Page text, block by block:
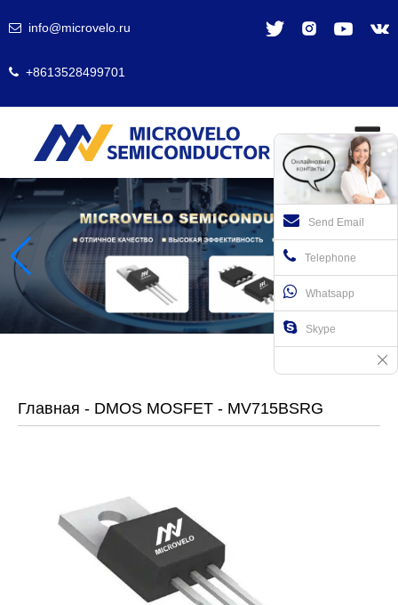
info@microvelo.ru
+8613528499701
Главная - DMOS MOSFET - MV715BSRG
Send Email
Telephone
Whatsapp
Skype